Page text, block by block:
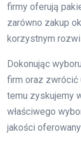
firmy oferują
zarówno zakup
korzystnym
Dokonując
firm oraz zwrócić
temu zyskujemy
właściwego
jakości